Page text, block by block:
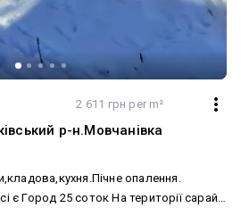
2 611 грн per m²
р-н.Мовчанівка
опалення.
є Город 25 соток На території сарай